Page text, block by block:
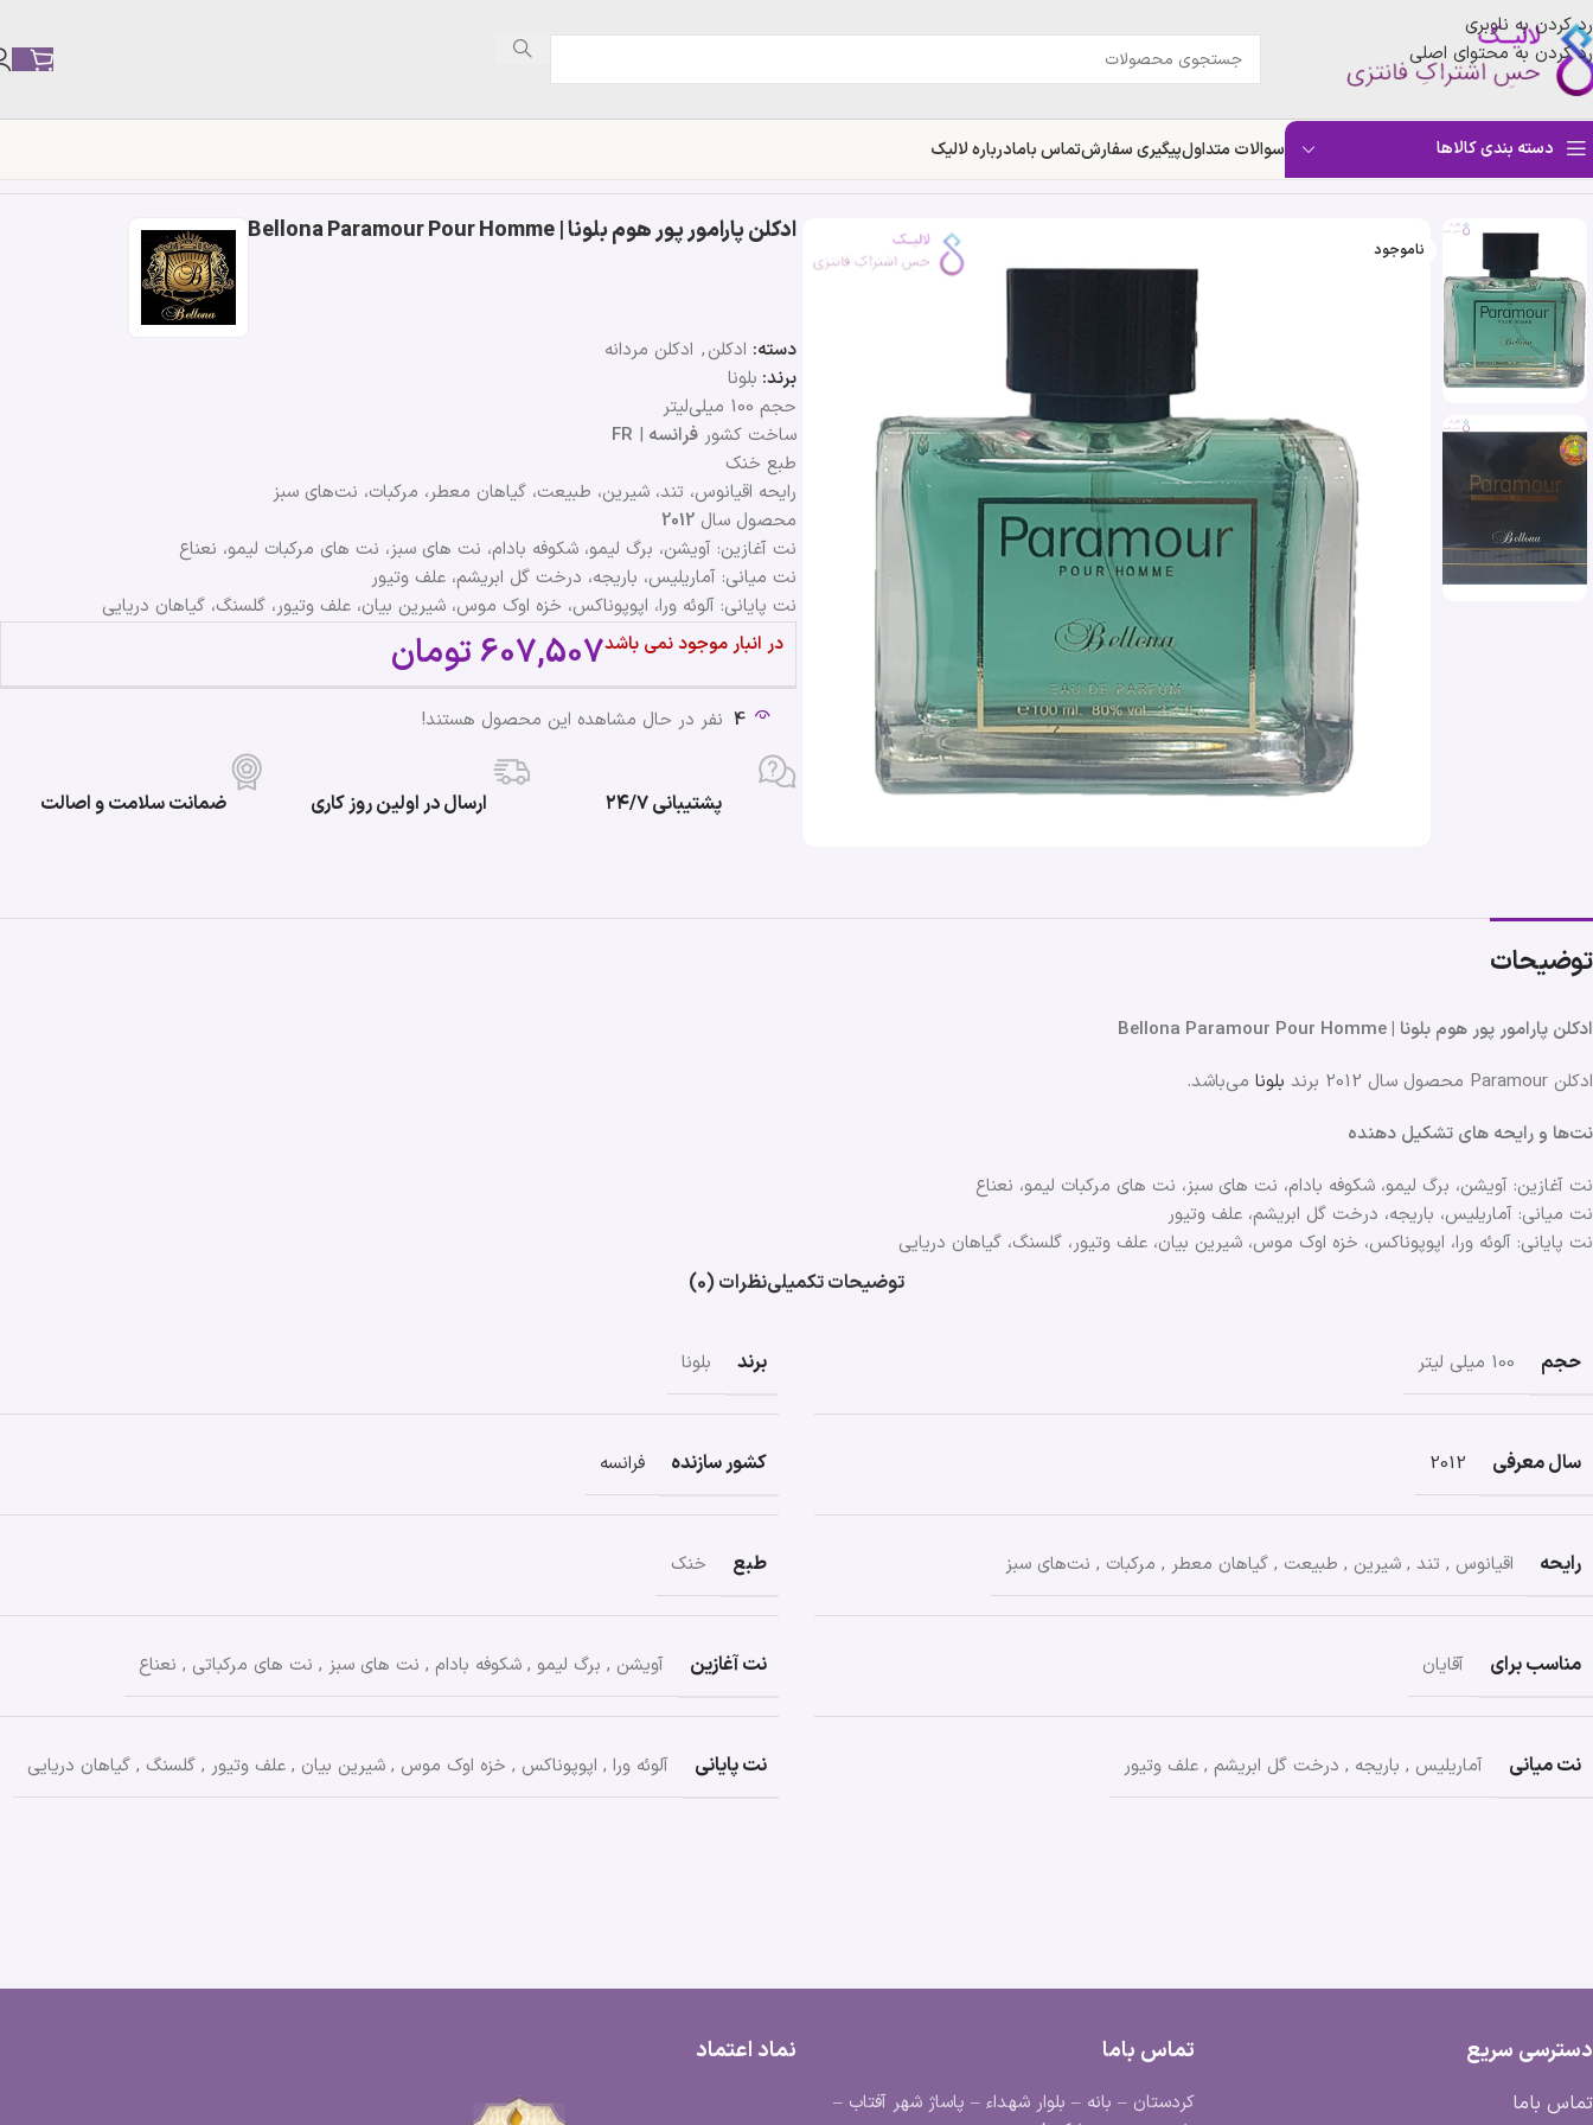
رد کردن به ناوبری
رد کردن به محتوای اصلی
دسته بندی کالاها سوالات متداولپیگیری سفارشتماس بامادرباره لالیک
خانه فروشگاه» ادکلن پارامور پور هوم بلونا | Bellona Paramour Pour Homme
ناموجود
ادکلن پارامور پور هوم بلونا | Bellona Paramour Pour Homme
دسته: ادکلن, ادکلن مردانه
برند: بلونا
حجم 100 میلی‌لیتر
ساخت کشور فرانسه |
FR
طبع خنک
رایحه اقیانوس، تند، شیرین، طبیعت، گیاهان معطر، مرکبات، نت‌های سبز
محصول سال 2012
نت آغازین: آویشن، برگ لیمو، شکوفه بادام، نت های سبز، نت های مرکبات لیمو، نعناع
نت میانی: آماریلیس، باریجه، درخت گل ابریشم، علف وتیور
نت پایانی: آلوئه ورا، اپوپوناکس، خزه اوک موس، شیرین بیان، علف وتیور، گلسنگ، گیاهان دریایی
در انبار موجود نمی باشد607,507تومان
4 نفر در حال مشاهده این محصول هستند!
پشتیبانی ۲۴/۷ ارسال در اولین روز کاری ضمانت سلامت و اصالت
توضیحات
ادکلن پارامور پور هوم بلونا | Bellona Paramour Pour Homme
ادکلن Paramour محصول سال 2012 برند
بلونا می‌باشد.
نت‌ها و رایحه های تشکیل دهنده
نت آغازین: آویشن، برگ لیمو، شکوفه بادام، نت های سبز، نت های مرکبات لیمو، نعناع
نت میانی: آماریلیس، باریجه، درخت گل ابریشم، علف وتیور
نت پایانی: آلوئه ورا، اپوپوناکس، خزه اوک موس، شیرین بیان، علف وتیور، گلسنگ، گیاهان دریایی
توضیحات تکمیلینظرات (0)
حجم 100 میلی لیتر برند بلونا
سال معرفی 2012 کشور سازنده فرانسه
رایحه اقیانوس , تند , شیرین , طبیعت , گیاهان معطر , مرکبات , نت‌های سبز طبع خنک
مناسب برای آقایان نت آغازین آویشن , برگ لیمو , شکوفه بادام , نت های سبز , نت های مرکباتی , نعناع
نت میانی آماریلیس , باریجه , درخت گل ابریشم , علف وتیور نت پایانی آلوئه ورا , اپوپوناکس , خزه اوک موس , شیرین بیان , علف وتیور , گلسنگ , گیاهان دریایی
دسترسی سریع
تماس باما
تماس باما
کردستان – بانه – بلوار شهداء – پاساژ شهر آفتاب –
نماد اعتماد